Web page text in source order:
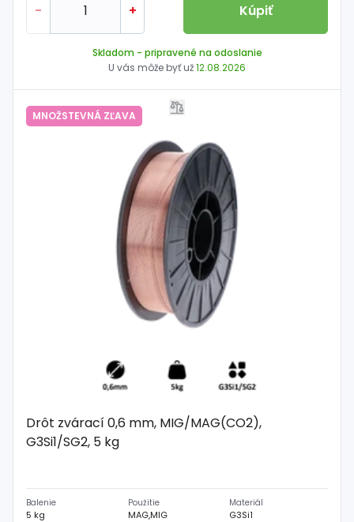
- + Kúpiť
Skladom - pripravené na odoslanie
U vás môže byť už12.08.2026
MNOŽSTEVNÁ ZĽAVA
Drôt zvárací 0,6 mm, MIG/MAG(CO2),
G3Si1/SG2, 5 kg
Balenie
5 kg
Použitie
MAG,MIG
Materiál
G3Si1